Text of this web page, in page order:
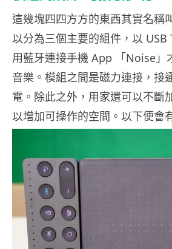
這幾塊四四方方的東西其實名稱
以分為三個主要的組件，以 USB
用藍牙連接手機 App 「Noise」
音樂。模組之間是磁力連接，接
電。除此之外，用家還可以不斷
以增加可操作的空間。以下便會